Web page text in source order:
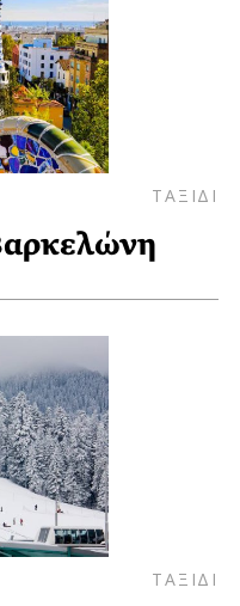
ΤΑΞΙΔΙ
ΤΑΞΙΔΙ